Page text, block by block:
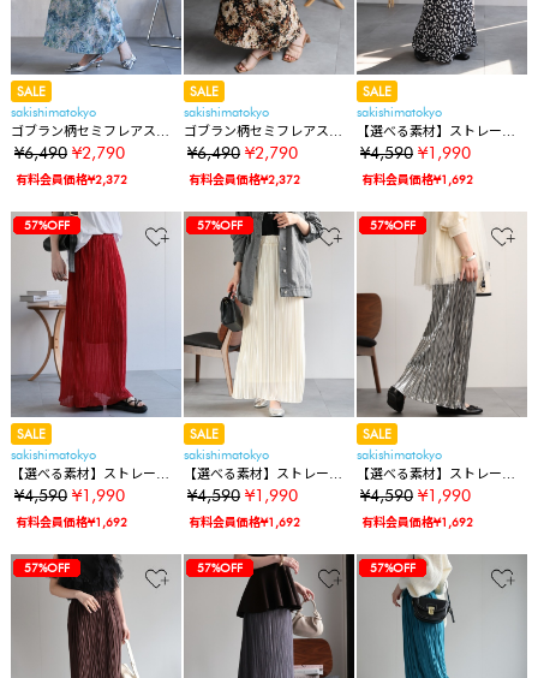
SALE
sakishimatokyo
ゴブラン柄セミフレアスカ
ート/台形スカート
¥6,490 ¥2,790
有料会員価格¥2,372
SALE
sakishimatokyo
ゴブラン柄セミフレアスカ
ート/台形スカート
¥6,490 ¥2,790
有料会員価格¥2,372
SALE
sakishimatokyo
【選べる素材】ストレート
プリーツスカート【動画あ
り】
¥4,590 ¥1,990
有料会員価格¥1,692
40%OFF
40%OFF
40%OFF
80%OFF
57%OFF
57%OFF
57%OFF
57%OFF
57%OFF
SALE
sakishimatokyo
【選べる素材】ストレート
プリーツスカート【動画あ
り】
¥4,590 ¥1,990
有料会員価格¥1,692
40%OFF
40%OFF
40%OFF
80%OFF
57%OFF
57%OFF
57%OFF
57%OFF
57%OFF
57%OFF
SALE
sakishimatokyo
【選べる素材】ストレート
プリーツスカート【動画あ
り】
¥4,590 ¥1,990
有料会員価格¥1,692
40%OFF
40%OFF
40%OFF
80%OFF
57%OFF
57%OFF
57%OFF
57%OFF
57%OFF
57%OFF
57%OFF
SALE
sakishimatokyo
【選べる素材】ストレート
プリーツスカート【動画あ
り】
¥4,590 ¥1,990
有料会員価格¥1,692
40%OFF
40%OFF
40%OFF
80%OFF
57%OFF
57%OFF
57%OFF
57%OFF
57%OFF
57%OFF
57%OFF
57%OFF 40%OFF
40%OFF
40%OFF
80%OFF
57%OFF
57%OFF
57%OFF
57%OFF
57%OFF
57%OFF
57%OFF
57%OFF
57%OFF 40%OFF
40%OFF
40%OFF
80%OFF
57%OFF
57%OFF
57%OFF
57%OFF
57%OFF
57%OFF
57%OFF
57%OFF
57%OFF
57%OFF